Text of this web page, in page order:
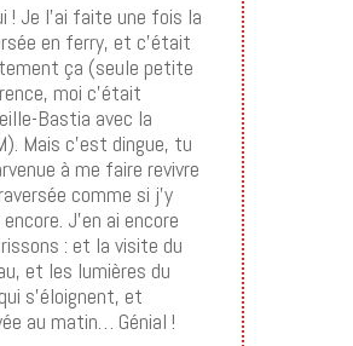
! Je l’ai faite une fois la
en ferry, et c’était
ça (seule petite
moi c’était
Bastia avec la
Mais c’est dingue, tu
à me faire revivre
comme si j’y
J’en ai encore
: et la visite du
et les lumières du
s’éloignent, et
au matin… Génial !